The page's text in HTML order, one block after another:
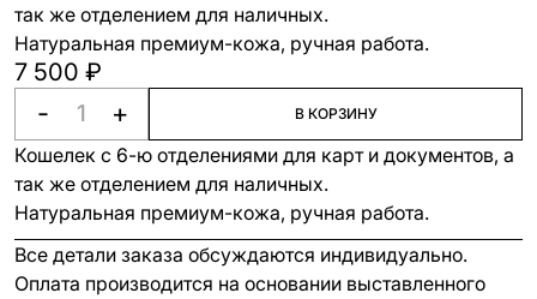
так же отделением для наличных.
Натуральная премиум-кожа, ручная работа.
7 500 ₽
- + В КОРЗИНУ
Кошелек с 6-ю отделениями для карт и документов, а
так же отделением для наличных.
Натуральная премиум-кожа, ручная работа.
Все детали заказа обсуждаются индивидуально.
Оплата производится на основании выставленного